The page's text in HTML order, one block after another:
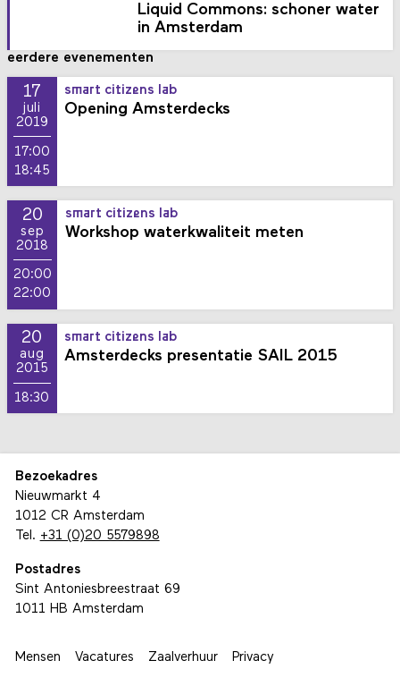
Liquid Commons: schoner water
in Amsterdam
eerdere evenementen
17
juli
2019
17:00
18:45
smart citizens lab
Opening Amsterdecks
20
sep
2018
20:00
22:00
smart citizens lab
Workshop waterkwaliteit meten
20
aug
2015
18:30
smart citizens lab
Amsterdecks presentatie SAIL 2015
Bezoekadres
Nieuwmarkt 4
1012 CR Amsterdam
Tel. +31 (0)20 5579898
Postadres
Sint Antoniesbreestraat 69
1011 HB Amsterdam
Mensen Vacatures Zaalverhuur Privacy